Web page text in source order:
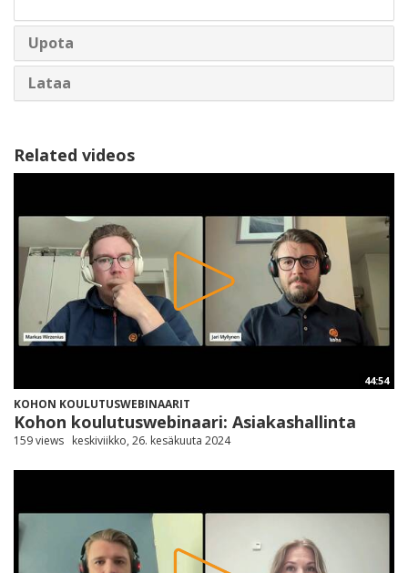
Upota
Lataa
Related videos
44:54
KOHON KOULUTUSWEBINAARIT
Kohon koulutuswebinaari: Asiakashallinta
159 views keskiviikko, 26. kesäkuuta 2024